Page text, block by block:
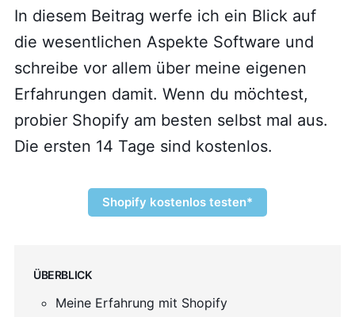
In diesem Beitrag werfe ich ein Blick auf
die wesentlichen Aspekte Software und
schreibe vor allem über meine eigenen
Erfahrungen damit. Wenn du möchtest,
probier Shopify am besten selbst mal aus.
Die ersten 14 Tage sind kostenlos.
Shopify kostenlos testen*
Überblick
Meine Erfahrung mit Shopify